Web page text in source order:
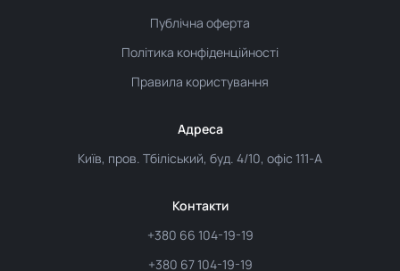
Публічна оферта
Політика конфіденційності
Правила користування
Адреса
Київ, пров. Тбіліський, буд. 4/10, офіс 111-А
Контакти
+380 66 104-19-19
+380 67 104-19-19